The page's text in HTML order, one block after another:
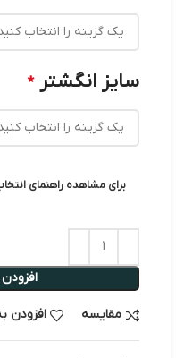
سایز انگشتر*
برای مشاهده راهنمای
مقایسه افزودن